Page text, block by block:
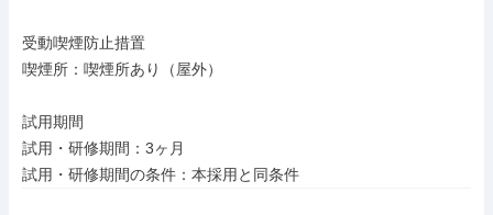
受動喫煙防止措置
喫煙所：喫煙所あり（屋外）
試用期間
試用・研修期間：3ヶ月
試用・研修期間の条件：本採用と同条件